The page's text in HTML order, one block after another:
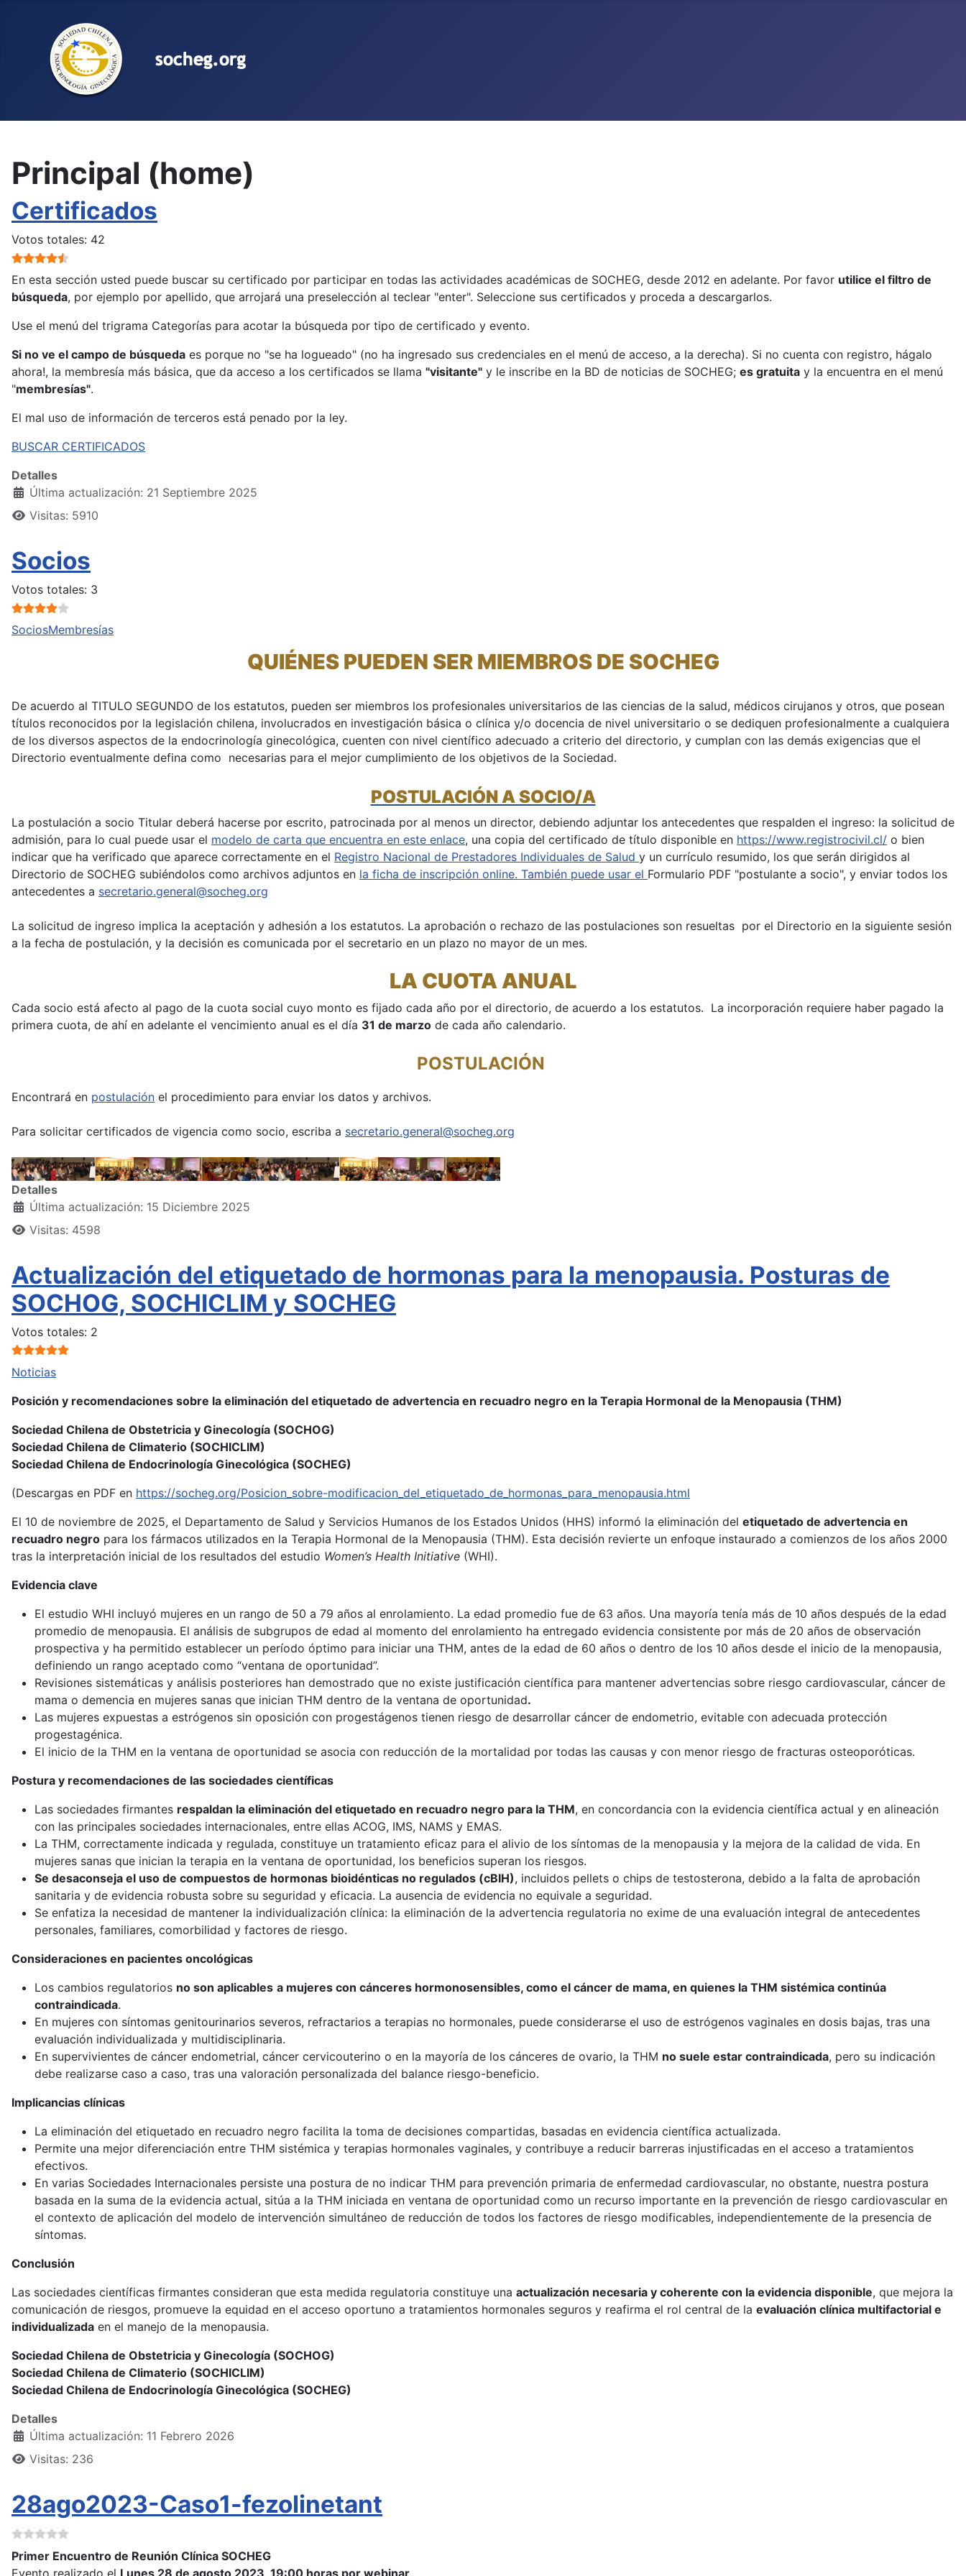
Principal (home)
Certificados
Ratio: 4.5/5
Votos totales: 42
En esta sección usted puede buscar su certificado por participar en todas las actividades académicas de SOCHEG, desde 2012 en adelante. Por favor utilice el filtro de
búsqueda, por ejemplo por apellido, que arrojará una preselección al teclear "enter". Seleccione sus certificados y proceda a descargarlos.
Use el menú del trigrama Categorías para acotar la búsqueda por tipo de certificado y evento.
Si no ve el campo de búsqueda es porque no "se ha logueado" (no ha ingresado sus credenciales en el menú de acceso, a la derecha). Si no cuenta con registro, hágalo
ahora!, la membresía más básica, que da acceso a los certificados se llama "visitante" y le inscribe en la BD de noticias de SOCHEG; es gratuita y la encuentra en el menú
"membresías".
El mal uso de información de terceros está penado por la ley.
BUSCAR CERTIFICADOS
Detalles
Última actualización: 21 Septiembre 2025
Visitas: 5910
Socios
Ratio: 4/5
Votos totales: 3
SociosMembresías
QUIÉNES PUEDEN SER MIEMBROS DE SOCHEG
De acuerdo al TITULO SEGUNDO de los estatutos, pueden ser miembros los profesionales universitarios de las ciencias de la salud, médicos cirujanos y otros, que posean
títulos reconocidos por la legislación chilena, involucrados en investigación básica o clínica y/o docencia de nivel universitario o se dediquen profesionalmente a cualquiera
de los diversos aspectos de la endocrinología ginecológica, cuenten con nivel científico adecuado a criterio del directorio, y cumplan con las demás exigencias que el
Directorio eventualmente defina como necesarias para el mejor cumplimiento de los objetivos de la Sociedad.
POSTULACIÓN A SOCIO/A
La postulación a socio Titular deberá hacerse por escrito, patrocinada por al menos un director, debiendo adjuntar los antecedentes que respalden el ingreso: la solicitud de
admisión, para lo cual puede usar el modelo de carta que encuentra en este enlace, una copia del certificado de título disponible en https://www.registrocivil.cl/ o bien
indicar que ha verificado que aparece correctamente en el Registro Nacional de Prestadores Individuales de Salud y un currículo resumido, los que serán dirigidos al
Directorio de SOCHEG subiéndolos como archivos adjuntos en la ficha de inscripción online. También puede usar el Formulario PDF "postulante a socio", y enviar todos los
antecedentes a secretario.general@socheg.org
La solicitud de ingreso implica la aceptación y adhesión a los estatutos. La aprobación o rechazo de las postulaciones son resueltas por el Directorio en la siguiente sesión
a la fecha de postulación, y la decisión es comunicada por el secretario en un plazo no mayor de un mes.
LA CUOTA ANUAL
Cada socio está afecto al pago de la cuota social cuyo monto es fijado cada año por el directorio, de acuerdo a los estatutos. La incorporación requiere haber pagado la
primera cuota, de ahí en adelante el vencimiento anual es el día 31 de marzo de cada año calendario.
POSTULACIÓN
Encontrará en postulación el procedimiento para enviar los datos y archivos.
Para solicitar certificados de vigencia como socio, escriba a secretario.general@socheg.org
Detalles
Última actualización: 15 Diciembre 2025
Visitas: 4598
Actualización del etiquetado de hormonas para la menopausia. Posturas de
SOCHOG, SOCHICLIM y SOCHEG
Ratio: 5/5
Votos totales: 2
Noticias
Posición y recomendaciones sobre la eliminación del etiquetado de advertencia en recuadro negro en la Terapia Hormonal de la Menopausia (THM)
Sociedad Chilena de Obstetricia y Ginecología (SOCHOG)
Sociedad Chilena de Climaterio (SOCHICLIM)
Sociedad Chilena de Endocrinología Ginecológica (SOCHEG)
(Descargas en PDF en https://socheg.org/Posicion_sobre-modificacion_del_etiquetado_de_hormonas_para_menopausia.html
El 10 de noviembre de 2025, el Departamento de Salud y Servicios Humanos de los Estados Unidos (HHS) informó la eliminación del etiquetado de advertencia en
recuadro negro para los fármacos utilizados en la Terapia Hormonal de la Menopausia (THM). Esta decisión revierte un enfoque instaurado a comienzos de los años 2000
tras la interpretación inicial de los resultados del estudio Women’s Health Initiative (WHI).
Evidencia clave
El estudio WHI incluyó mujeres en un rango de 50 a 79 años al enrolamiento. La edad promedio fue de 63 años. Una mayoría tenía más de 10 años después de la edad
promedio de menopausia. El análisis de subgrupos de edad al momento del enrolamiento ha entregado evidencia consistente por más de 20 años de observación
prospectiva y ha permitido establecer un período óptimo para iniciar una THM, antes de la edad de 60 años o dentro de los 10 años desde el inicio de la menopausia,
definiendo un rango aceptado como “ventana de oportunidad”.
Revisiones sistemáticas y análisis posteriores han demostrado que no existe justificación científica para mantener advertencias sobre riesgo cardiovascular, cáncer de
mama o demencia en mujeres sanas que inician THM dentro de la ventana de oportunidad.
Las mujeres expuestas a estrógenos sin oposición con progestágenos tienen riesgo de desarrollar cáncer de endometrio, evitable con adecuada protección
progestagénica.
El inicio de la THM en la ventana de oportunidad se asocia con reducción de la mortalidad por todas las causas y con menor riesgo de fracturas osteoporóticas.
Postura y recomendaciones de las sociedades científicas
Las sociedades firmantes respaldan la eliminación del etiquetado en recuadro negro para la THM, en concordancia con la evidencia científica actual y en alineación
con las principales sociedades internacionales, entre ellas ACOG, IMS, NAMS y EMAS.
La THM, correctamente indicada y regulada, constituye un tratamiento eficaz para el alivio de los síntomas de la menopausia y la mejora de la calidad de vida. En
mujeres sanas que inician la terapia en la ventana de oportunidad, los beneficios superan los riesgos.
Se desaconseja el uso de compuestos de hormonas bioidénticas no regulados (cBIH), incluidos pellets o chips de testosterona, debido a la falta de aprobación
sanitaria y de evidencia robusta sobre su seguridad y eficacia. La ausencia de evidencia no equivale a seguridad.
Se enfatiza la necesidad de mantener la individualización clínica: la eliminación de la advertencia regulatoria no exime de una evaluación integral de antecedentes
personales, familiares, comorbilidad y factores de riesgo.
Consideraciones en pacientes oncológicas
Los cambios regulatorios no son aplicables a mujeres con cánceres hormonosensibles, como el cáncer de mama, en quienes la THM sistémica continúa
contraindicada.
En mujeres con síntomas genitourinarios severos, refractarios a terapias no hormonales, puede considerarse el uso de estrógenos vaginales en dosis bajas, tras una
evaluación individualizada y multidisciplinaria.
En supervivientes de cáncer endometrial, cáncer cervicouterino o en la mayoría de los cánceres de ovario, la THM no suele estar contraindicada, pero su indicación
debe realizarse caso a caso, tras una valoración personalizada del balance riesgo-beneficio.
Implicancias clínicas
La eliminación del etiquetado en recuadro negro facilita la toma de decisiones compartidas, basadas en evidencia científica actualizada.
Permite una mejor diferenciación entre THM sistémica y terapias hormonales vaginales, y contribuye a reducir barreras injustificadas en el acceso a tratamientos
efectivos.
En varias Sociedades Internacionales persiste una postura de no indicar THM para prevención primaria de enfermedad cardiovascular, no obstante, nuestra postura
basada en la suma de la evidencia actual, sitúa a la THM iniciada en ventana de oportunidad como un recurso importante en la prevención de riesgo cardiovascular en
el contexto de aplicación del modelo de intervención simultáneo de reducción de todos los factores de riesgo modificables, independientemente de la presencia de
síntomas.
Conclusión
Las sociedades científicas firmantes consideran que esta medida regulatoria constituye una actualización necesaria y coherente con la evidencia disponible, que mejora la
comunicación de riesgos, promueve la equidad en el acceso oportuno a tratamientos hormonales seguros y reafirma el rol central de la evaluación clínica multifactorial e
individualizada en el manejo de la menopausia.
Sociedad Chilena de Obstetricia y Ginecología (SOCHOG)
Sociedad Chilena de Climaterio (SOCHICLIM)
Sociedad Chilena de Endocrinología Ginecológica (SOCHEG)
Detalles
Última actualización: 11 Febrero 2026
Visitas: 236
28ago2023-Caso1-fezolinetant
Primer Encuentro de Reunión Clínica SOCHEG
Evento realizado el Lunes 28 de agosto 2023, 19:00 horas por webinar